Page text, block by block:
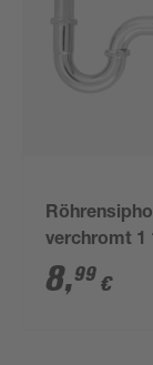
verchromt 1
mm
8,99 €